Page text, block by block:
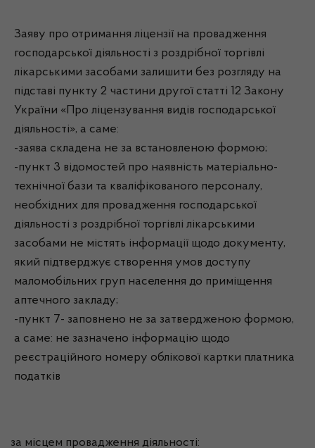
Заяву про отримання ліцензії на провадження
господарської діяльності з роздрібної торгівлі
лікарськими засобами залишити без розгляду на
підставі пункту 2 частини другої статті 12 Закону
України «Про ліцензування видів господарської
діяльності», а саме:
-заява складена не за встановленою формою;
-пункт 3 відомостей про наявність матеріально-
технічної бази та кваліфікованого персоналу,
необхідних для провадження господарської
діяльності з роздрібної торгівлі лікарськими
засобами не містять інформації щодо документу,
який підтверджує створення умов доступу
маломобільних груп населення до приміщення
аптечного закладу;
-пункт 7- заповнено не за затвердженою формою,
а саме: не зазначено інформацію щодо
реєстраційного номеру облікової картки платника
податків
за місцем провадження діяльності: